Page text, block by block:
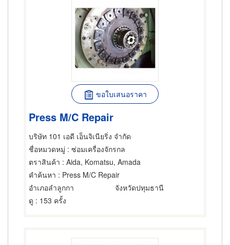
ขอใบเสนอราคา
Press M/C Repair
บริษัท 101 เอดี เอ็นจิเนียริ่ง จำกัด
ชื่อหมวดหมู่ : ซ่อมเครื่องจักรกล
ตราสินค้า : Aida, Komatsu, Amada
คำค้นหา : Press M/C Repair
อำเภอลำลูกกา
จังหวัดปทุมธานี
ดู : 153 ครั้ง